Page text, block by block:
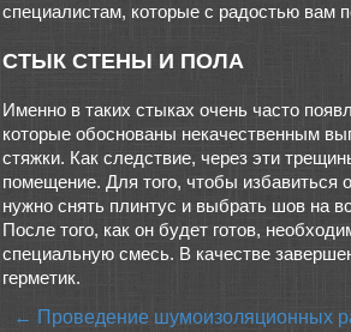
специалистам, которые с радостью вам
СТЫК СТЕНЫ И ПОЛА
Именно в таких стыках очень часто
которые обоснованы некачественным
стяжки. Как следствие, через эти
помещение. Для того, чтобы избавиться
нужно снять плинтус и выбрать шов на
После того, как он будет готов,
специальную смесь. В качестве
герметик.
← Проведение шумоизоляционных